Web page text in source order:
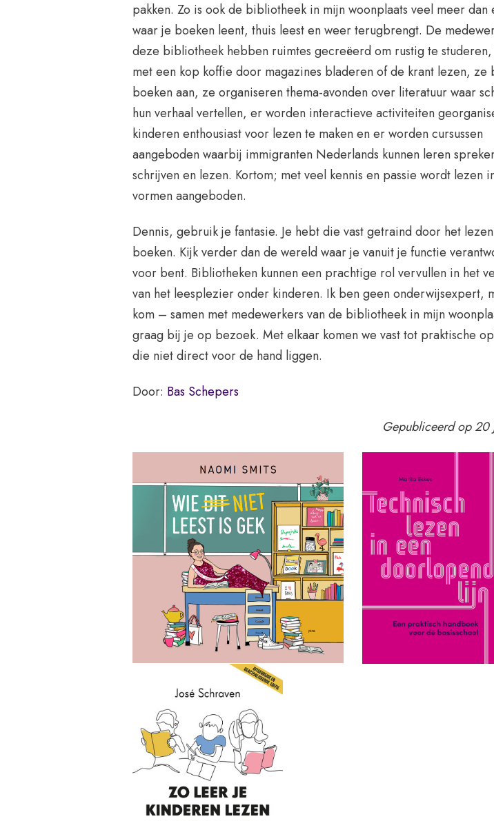
pakken. Zo is ook de bibliotheek in mijn woonplaats veel meer dan
waar je boeken leent, thuis leest en weer terugbrengt. De
deze bibliotheek hebben ruimtes gecreëerd om rustig te
met een kop koffie door magazines bladeren of de krant lezen, ze
boeken aan, ze organiseren thema-avonden over literatuur waar
hun verhaal vertellen, er worden interactieve activiteiten
kinderen enthousiast voor lezen te maken en er worden cursussen
aangeboden waarbij immigranten Nederlands kunnen leren
schrijven en lezen. Kortom; met veel kennis en passie wordt lezen
vormen aangeboden.
Dennis, gebruik je fantasie. Je hebt die vast getraind door het
boeken. Kijk verder dan de wereld waar je vanuit je functie
voor bent. Bibliotheken kunnen een prachtige rol vervullen in het
van het leesplezier onder kinderen. Ik ben geen onderwijsexpert,
kom – samen met medewerkers van de bibliotheek in mijn
graag bij je op bezoek. Met elkaar komen we vast tot praktische
die niet direct voor de hand liggen.
Door: Bas Schepers
Gepubliceerd op 20